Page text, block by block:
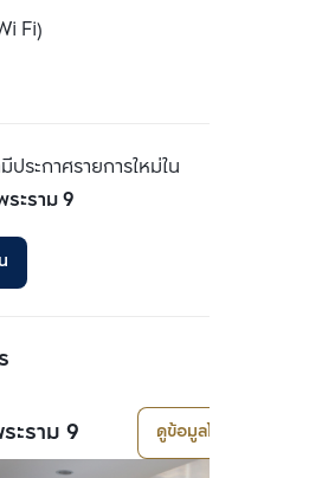
Fi)
ระกาศรายการใหม่ใน
ะราม 9
ะราม 9 ดูข้อมูลโครงการ